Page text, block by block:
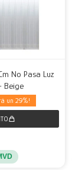
No Pasa Luz
Beige
29